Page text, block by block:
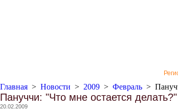
Главная > Новости > 2009 > Февраль >
Пануччи: "Что мне остается делать?"
20.02.2009